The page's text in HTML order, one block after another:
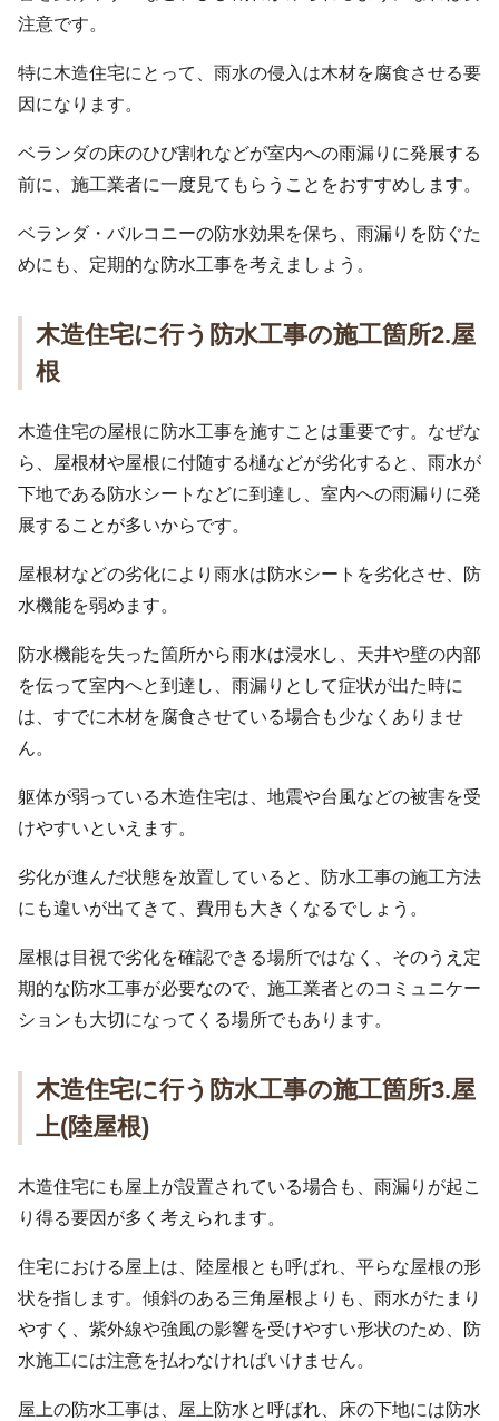
注意です。
特に木造住宅にとって、雨水の侵入は木材を腐食させる要
因になります。
ベランダの床のひび割れなどが室内への雨漏りに発展する
前に、施工業者に一度見てもらうことをおすすめします。
ベランダ・バルコニーの防水効果を保ち、雨漏りを防ぐた
めにも、定期的な防水工事を考えましょう。
木造住宅に行う防水工事の施工箇所2.屋
根
木造住宅の屋根に防水工事を施すことは重要です。なぜな
ら、屋根材や屋根に付随する樋などが劣化すると、雨水が
下地である防水シートなどに到達し、室内への雨漏りに発
展することが多いからです。
屋根材などの劣化により雨水は防水シートを劣化させ、防
水機能を弱めます。
防水機能を失った箇所から雨水は浸水し、天井や壁の内部
を伝って室内へと到達し、雨漏りとして症状が出た時に
は、すでに木材を腐食させている場合も少なくありませ
ん。
躯体が弱っている木造住宅は、地震や台風などの被害を受
けやすいといえます。
劣化が進んだ状態を放置していると、防水工事の施工方法
にも違いが出てきて、費用も大きくなるでしょう。
屋根は目視で劣化を確認できる場所ではなく、そのうえ定
期的な防水工事が必要なので、施工業者とのコミュニケー
ションも大切になってくる場所でもあります。
木造住宅に行う防水工事の施工箇所3.屋
上(陸屋根)
木造住宅にも屋上が設置されている場合も、雨漏りが起こ
り得る要因が多く考えられます。
住宅における屋上は、陸屋根とも呼ばれ、平らな屋根の形
状を指します。傾斜のある三角屋根よりも、雨水がたまり
やすく、紫外線や強風の影響を受けやすい形状のため、防
水施工には注意を払わなければいけません。
屋上の防水工事は、屋上防水と呼ばれ、床の下地には防水